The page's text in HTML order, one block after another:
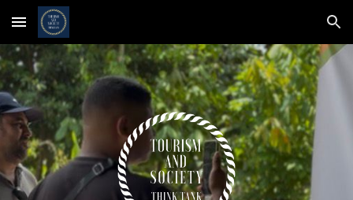
Skip to main content Skip to navigation